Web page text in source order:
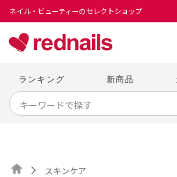
ネイル・ビューティーのセレクトショップ
ランキング 新商品
スキンケア